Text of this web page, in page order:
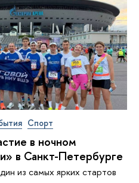
Спорт
в ночном
в Санкт-Петербурге
из самых ярких стартов